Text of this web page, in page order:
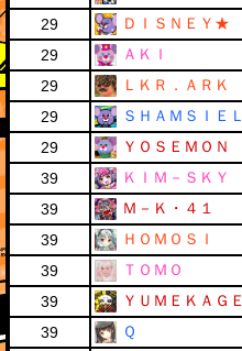
29
ＤＩＳＮＥＹ★
29
ＡＫＩ
29
ＬＫＲ．ＡＲＫ
29
ＳＨＡＭＳＩＥＬ
29
ＹＯＳＥＭＯＮ
39
ＫＩＭ－ＳＫＹ
39
Ｍ－Ｋ・４１
39
ＨＯＭＯＳＩ
39
ＴＯＭＯ
39
ＹＵＭＥＫＡＧＥ
39
Ｑ